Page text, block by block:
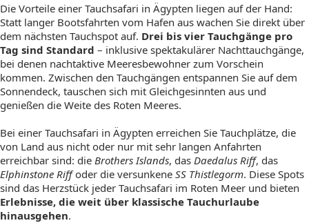
Die Vorteile einer Tauchsafari in Ägypten liegen auf der Hand:
Statt langer Bootsfahrten vom Hafen aus wachen Sie direkt über
dem nächsten Tauchspot auf. Drei bis vier Tauchgänge pro
Tag sind Standard – inklusive spektakulärer Nachttauchgänge,
bei denen nachtaktive Meeresbewohner zum Vorschein
kommen. Zwischen den Tauchgängen entspannen Sie auf dem
Sonnendeck, tauschen sich mit Gleichgesinnten aus und
genießen die Weite des Roten Meeres.
Bei einer Tauchsafari in Ägypten erreichen Sie Tauchplätze, die
von Land aus nicht oder nur mit sehr langen Anfahrten
erreichbar sind: die Brothers Islands, das Daedalus Riff, das
Elphinstone Riffoder die versunkene SS Thistlegorm. Diese Spots
sind das Herzstück jeder Tauchsafari im Roten Meer und bieten
Erlebnisse, die weit über klassische Tauchurlaube
hinausgehen.